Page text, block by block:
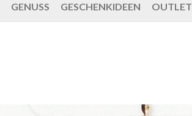
GENUSS GESCHENKIDEEN OUTLET